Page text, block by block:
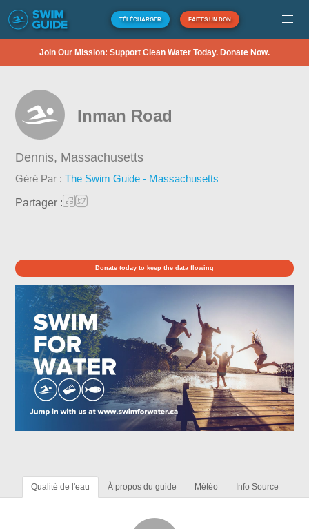
TÉLÉCHARGER FAITES UN DON
Join Our Mission: Support Clean Water Today. Donate Now.
Inman Road
Dennis, Massachusetts
Géré Par :The Swim Guide - Massachusetts
Partager :
Donate today to keep the data flowing
Qualité de l'eau À propos du guide Météo Info Source